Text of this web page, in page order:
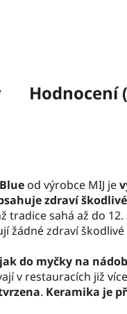
Hodnocení
od výrobce MIJ je
zdraví
tradice sahá až do
žádné zdraví škodlivé
do myčky na
v restauracích již
. Keramika je